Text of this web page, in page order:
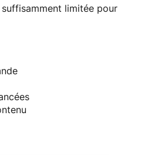
limitée pour